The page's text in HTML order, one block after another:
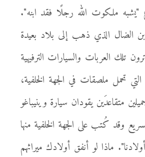
"يشبه ملكوت الله رجلًا فقد ابنه".
الضال الذي ذهب إلى بلاد بعيدة
تلك العربات والسيارات الترفيهية
تحمل ملصقات في الجهة الخلفية،
متقاعدَين يقودان سيارة وينيباغو
وقد كُتب على الجهة الخلفية منها
ماذا لو أنفق أولادك ميراثهم